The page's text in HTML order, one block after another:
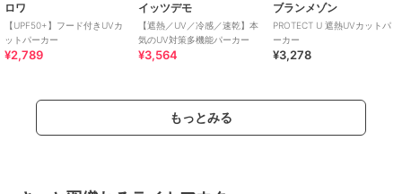
ロワ
【UPF50+】フード付きUVカ
ットパーカー
¥2,789
イッツデモ
【遮熱／UV／冷感／速乾】本
気のUV対策多機能パーカー
¥3,564
ブランメゾン
PROTECT U 遮熱UVカットパ
ーカー
¥3,278
もっとみる